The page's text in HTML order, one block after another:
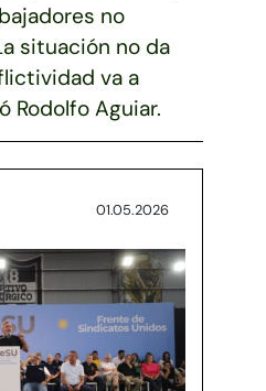
no
situación no da
va a
Rodolfo Aguiar.
01.05.2026